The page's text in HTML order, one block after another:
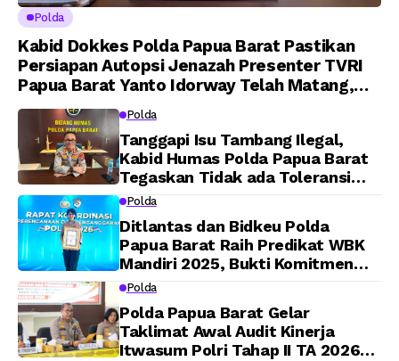
Polda
Kabid Dokkes Polda Papua Barat Pastikan
Persiapan Autopsi Jenazah Presenter TVRI
Papua Barat Yanto Idorway Telah Matang,
Pelaksanaan Dijadwalkan Kamis
Polda
Tanggapi Isu Tambang Ilegal,
Kabid Humas Polda Papua Barat
Tegaskan Tidak ada Toleransi
bagi Oknum Anggota
Polda
Ditlantas dan Bidkeu Polda
Papua Barat Raih Predikat WBK
Mandiri 2025, Bukti Komitmen
Wujudkan Pelayanan Bersih dan
Polda
Polda Papua Barat Gelar
Taklimat Awal Audit Kinerja
Itwasum Polri Tahap II TA 2026